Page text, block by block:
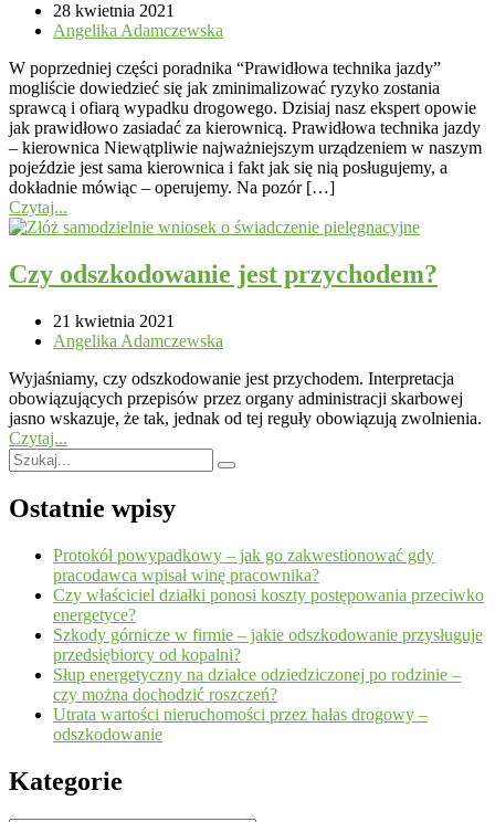
28 kwietnia 2021
Angelika Adamczewska
W poprzedniej części poradnika “Prawidłowa technika jazdy”
mogliście dowiedzieć się jak zminimalizować ryzyko zostania
sprawcą i ofiarą wypadku drogowego. Dzisiaj nasz ekspert opowie
jak prawidłowo zasiadać za kierownicą. Prawidłowa technika jazdy
– kierownica Niewątpliwie najważniejszym urządzeniem w naszym
pojeździe jest sama kierownica i fakt jak się nią posługujemy, a
dokładnie mówiąc – operujemy. Na pozór […]
Czytaj...
Czy odszkodowanie jest przychodem?
21 kwietnia 2021
Angelika Adamczewska
Wyjaśniamy, czy odszkodowanie jest przychodem. Interpretacja
obowiązujących przepisów przez organy administracji skarbowej
jasno wskazuje, że tak, jednak od tej reguły obowiązują zwolnienia.
Czytaj...
Ostatnie wpisy
Protokół powypadkowy – jak go zakwestionować gdy
pracodawca wpisał winę pracownika?
Czy właściciel działki ponosi koszty postępowania przeciwko
energetyce?
Szkody górnicze w firmie – jakie odszkodowanie przysługuje
przedsiębiorcy od kopalni?
Słup energetyczny na działce odziedziczonej po rodzinie –
czy można dochodzić roszczeń?
Utrata wartości nieruchomości przez hałas drogowy –
odszkodowanie
Kategorie